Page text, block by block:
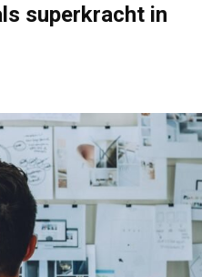
superkracht in